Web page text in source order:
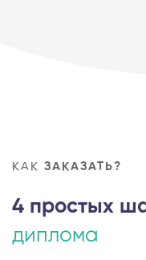
КАК ЗАКАЗАТЬ?
4 простых
диплома